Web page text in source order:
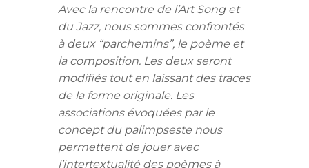
Avec la rencontre de l’Art Song et
du Jazz, nous sommes confrontés
à deux “parchemins”, le poème et
la composition. Les deux seront
modifiés tout en laissant des traces
de la forme originale. Les
associations évoquées par le
concept du palimpseste nous
permettent de jouer avec
l’intertextualité des poèmes à